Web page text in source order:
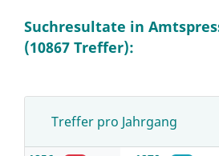
Suchresultate in
(10867 Treffer):
Treffer pro Jahrgang